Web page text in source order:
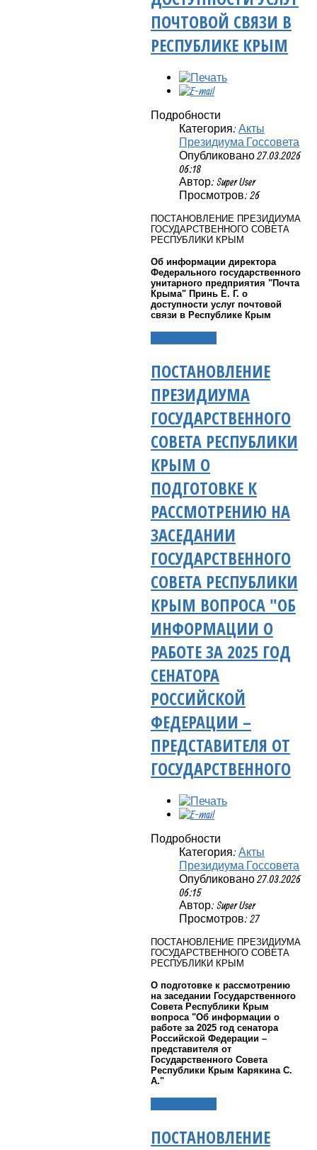
ПОЧТОВОЙ СВЯЗИ В
РЕСПУБЛИКЕ КРЫМ
Подробности
Категория: Акты
Президиума Госсовета
Опубликовано 27.03.2026
06:18
Автор: Super User
Просмотров: 26
ПОСТАНОВЛЕНИЕ ПРЕЗИДИУМА
ГОСУДАРСТВЕННОГО СОВЕТА
РЕСПУБЛИКИ КРЫМ
Об информации директора
Федерального государственного
унитарного предприятия "Почта
Крыма" Принь Е. Г. о
доступности услуг почтовой
связи в Республике Крым
ПОСТАНОВЛЕНИЕ
ПРЕЗИДИУМА
ГОСУДАРСТВЕННОГО
СОВЕТА РЕСПУБЛИКИ
КРЫМ О
ПОДГОТОВКЕ К
РАССМОТРЕНИЮ НА
ЗАСЕДАНИИ
ГОСУДАРСТВЕННОГО
СОВЕТА РЕСПУБЛИКИ
КРЫМ ВОПРОСА "ОБ
ИНФОРМАЦИИ О
РАБОТЕ ЗА 2025 ГОД
СЕНАТОРА
РОССИЙСКОЙ
ФЕДЕРАЦИИ –
ПРЕДСТАВИТЕЛЯ ОТ
ГОСУДАРСТВЕННОГО
Подробности
Категория: Акты
Президиума Госсовета
Опубликовано 27.03.2026
06:15
Автор: Super User
Просмотров: 27
ПОСТАНОВЛЕНИЕ ПРЕЗИДИУМА
ГОСУДАРСТВЕННОГО СОВЕТА
РЕСПУБЛИКИ КРЫМ
О подготовке к рассмотрению
на заседании Государственного
Совета Республики Крым
вопроса "Об информации о
работе за 2025 год сенатора
Российской Федерации –
представителя от
Государственного Совета
Республики Крым Карякина С.
А."
ПОСТАНОВЛЕНИЕ